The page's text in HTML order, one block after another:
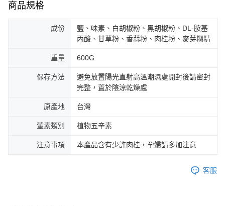
商品規格
成份
鹽、味素、白胡椒粉、黑胡椒粉、DL-胺基
丙酸、甘草粉、香蒜粉、肉桂粉、麥芽糊精
重量 600G
保存方法
避免放置陽光直射高溫潮濕處開封後請密封
完整，置於陰涼乾燥處
原產地 台灣
葷素類別 植物五辛素
注意事項 本產品含有少許肉桂，孕婦請多加注意
客服